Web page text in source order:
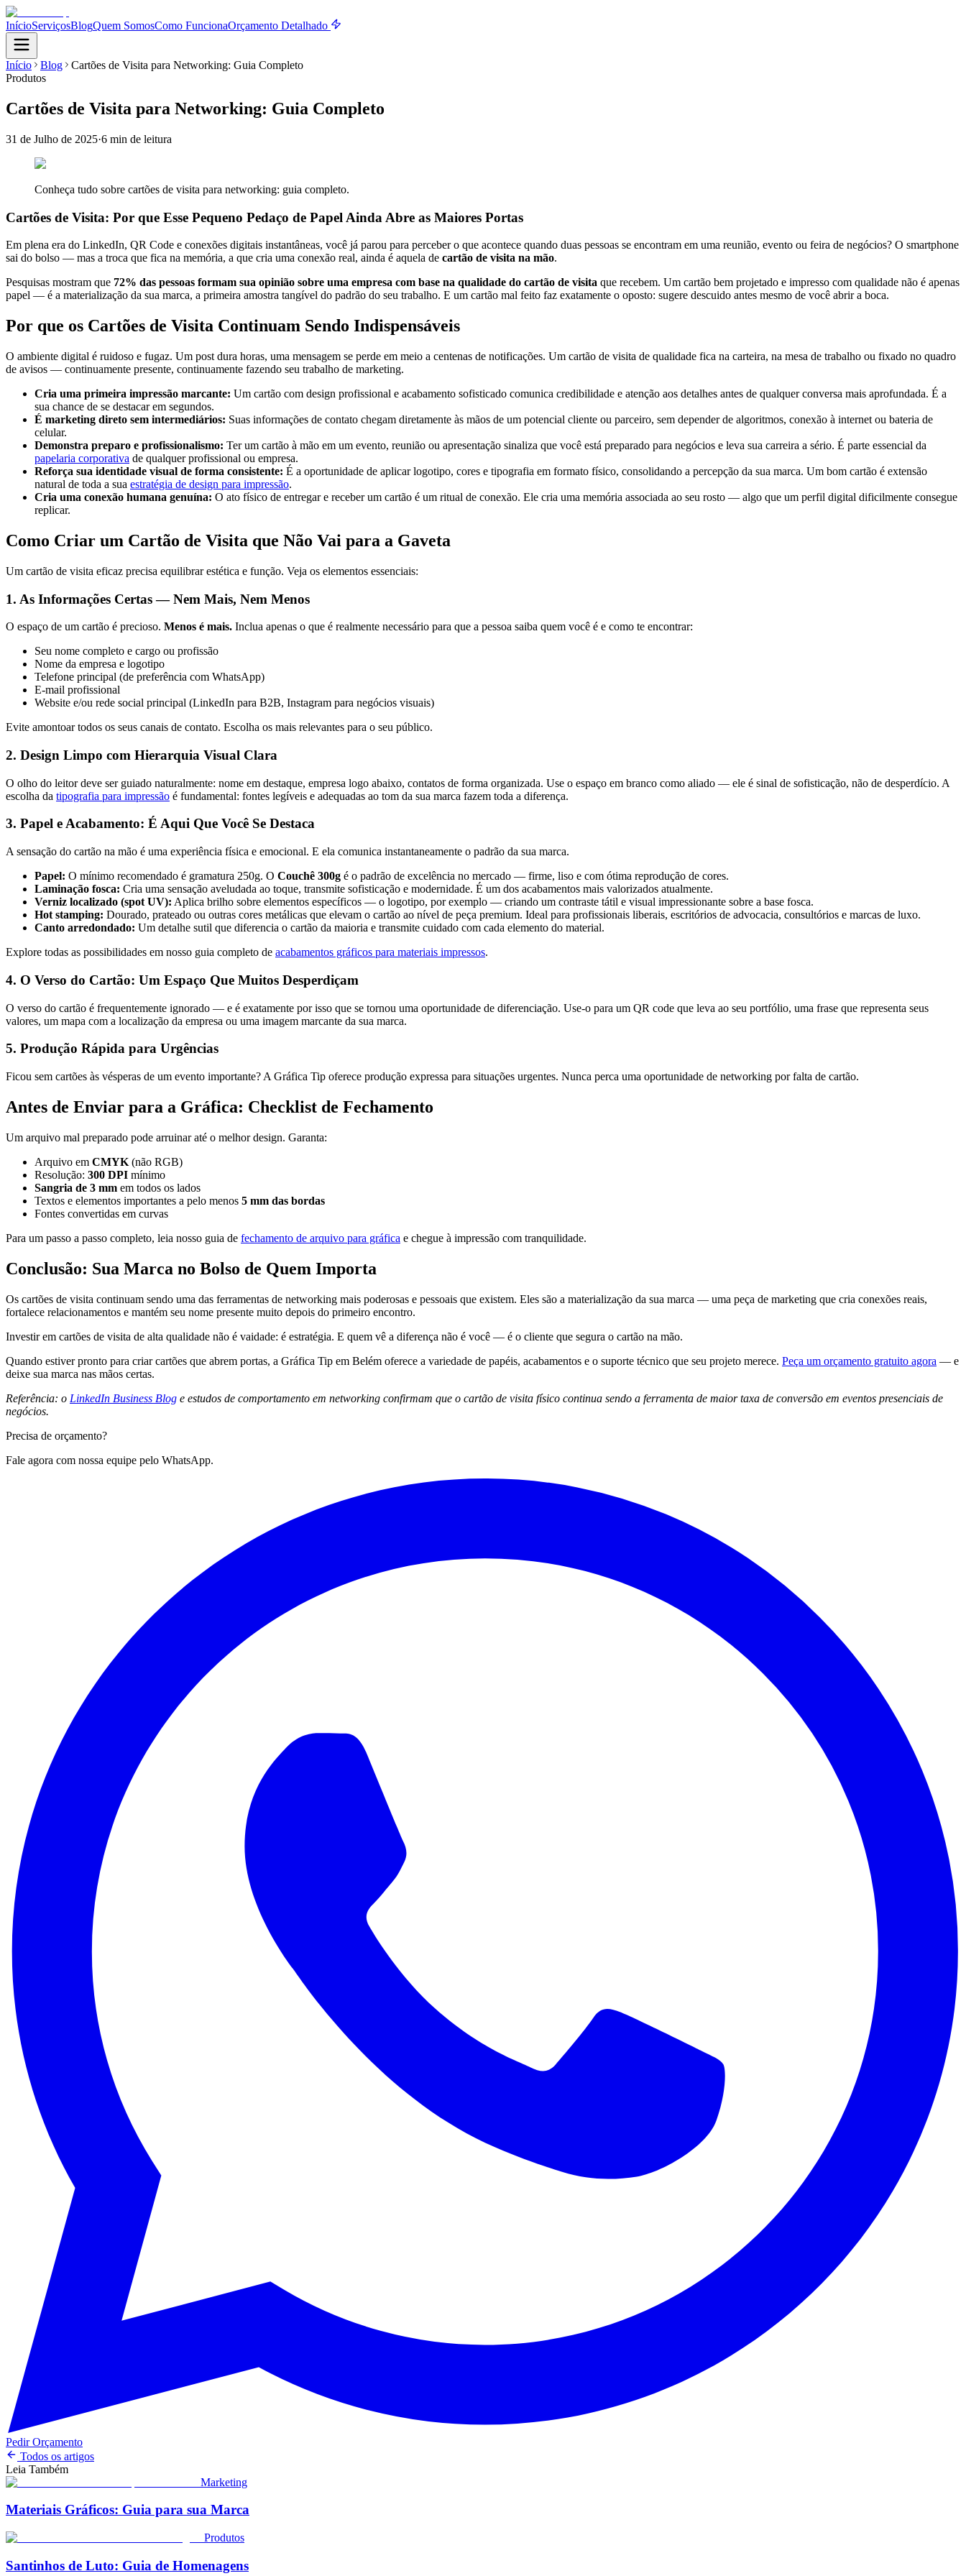
InícioServiçosBlogQuem SomosComo FuncionaOrçamento Detalhado
Início Blog
Cartões de Visita para Networking: Guia Completo
Produtos
Cartões de Visita para Networking: Guia Completo
31 de Julho de 2025·6 min de leitura
Conheça tudo sobre cartões de visita para networking: guia completo.
Cartões de Visita: Por que Esse Pequeno Pedaço de Papel Ainda Abre as Maiores Portas
Em plena era do LinkedIn, QR Code e conexões digitais instantâneas, você já parou para perceber o que acontece quando duas pessoas se encontram em uma reunião, evento ou feira de negócios? O smartphone
sai do bolso — mas a troca que fica na memória, a que cria uma conexão real, ainda é aquela de cartão de visita na mão.
Pesquisas mostram que 72% das pessoas formam sua opinião sobre uma empresa com base na qualidade do cartão de visita que recebem. Um cartão bem projetado e impresso com qualidade não é apenas
papel — é a materialização da sua marca, a primeira amostra tangível do padrão do seu trabalho. E um cartão mal feito faz exatamente o oposto: sugere descuido antes mesmo de você abrir a boca.
Por que os Cartões de Visita Continuam Sendo Indispensáveis
O ambiente digital é ruidoso e fugaz. Um post dura horas, uma mensagem se perde em meio a centenas de notificações. Um cartão de visita de qualidade fica na carteira, na mesa de trabalho ou fixado no quadro
de avisos — continuamente presente, continuamente fazendo seu trabalho de marketing.
Cria uma primeira impressão marcante: Um cartão com design profissional e acabamento sofisticado comunica credibilidade e atenção aos detalhes antes de qualquer conversa mais aprofundada. É a
sua chance de se destacar em segundos.
É marketing direto sem intermediários: Suas informações de contato chegam diretamente às mãos de um potencial cliente ou parceiro, sem depender de algoritmos, conexão à internet ou bateria de
celular.
Demonstra preparo e profissionalismo: Ter um cartão à mão em um evento, reunião ou apresentação sinaliza que você está preparado para negócios e leva sua carreira a sério. É parte essencial da
papelaria corporativa de qualquer profissional ou empresa.
Reforça sua identidade visual de forma consistente: É a oportunidade de aplicar logotipo, cores e tipografia em formato físico, consolidando a percepção da sua marca. Um bom cartão é extensão
natural de toda a sua estratégia de design para impressão.
Cria uma conexão humana genuína: O ato físico de entregar e receber um cartão é um ritual de conexão. Ele cria uma memória associada ao seu rosto — algo que um perfil digital dificilmente consegue
replicar.
Como Criar um Cartão de Visita que Não Vai para a Gaveta
Um cartão de visita eficaz precisa equilibrar estética e função. Veja os elementos essenciais:
1. As Informações Certas — Nem Mais, Nem Menos
O espaço de um cartão é precioso. Menos é mais. Inclua apenas o que é realmente necessário para que a pessoa saiba quem você é e como te encontrar:
Seu nome completo e cargo ou profissão
Nome da empresa e logotipo
Telefone principal (de preferência com WhatsApp)
E-mail profissional
Website e/ou rede social principal (LinkedIn para B2B, Instagram para negócios visuais)
Evite amontoar todos os seus canais de contato. Escolha os mais relevantes para o seu público.
2. Design Limpo com Hierarquia Visual Clara
O olho do leitor deve ser guiado naturalmente: nome em destaque, empresa logo abaixo, contatos de forma organizada. Use o espaço em branco como aliado — ele é sinal de sofisticação, não de desperdício. A
escolha da tipografia para impressão é fundamental: fontes legíveis e adequadas ao tom da sua marca fazem toda a diferença.
3. Papel e Acabamento: É Aqui Que Você Se Destaca
A sensação do cartão na mão é uma experiência física e emocional. E ela comunica instantaneamente o padrão da sua marca.
Papel: O mínimo recomendado é gramatura 250g. O Couchê 300g é o padrão de excelência no mercado — firme, liso e com ótima reprodução de cores.
Laminação fosca: Cria uma sensação aveludada ao toque, transmite sofisticação e modernidade. É um dos acabamentos mais valorizados atualmente.
Verniz localizado (spot UV): Aplica brilho sobre elementos específicos — o logotipo, por exemplo — criando um contraste tátil e visual impressionante sobre a base fosca.
Hot stamping: Dourado, prateado ou outras cores metálicas que elevam o cartão ao nível de peça premium. Ideal para profissionais liberais, escritórios de advocacia, consultórios e marcas de luxo.
Canto arredondado: Um detalhe sutil que diferencia o cartão da maioria e transmite cuidado com cada elemento do material.
Explore todas as possibilidades em nosso guia completo de acabamentos gráficos para materiais impressos.
4. O Verso do Cartão: Um Espaço Que Muitos Desperdiçam
O verso do cartão é frequentemente ignorado — e é exatamente por isso que se tornou uma oportunidade de diferenciação. Use-o para um QR code que leva ao seu portfólio, uma frase que representa seus
valores, um mapa com a localização da empresa ou uma imagem marcante da sua marca.
5. Produção Rápida para Urgências
Ficou sem cartões às vésperas de um evento importante? A Gráfica Tip oferece produção expressa para situações urgentes. Nunca perca uma oportunidade de networking por falta de cartão.
Antes de Enviar para a Gráfica: Checklist de Fechamento
Um arquivo mal preparado pode arruinar até o melhor design. Garanta:
Arquivo em CMYK (não RGB)
Resolução: 300 DPI mínimo
Sangria de 3 mm em todos os lados
Textos e elementos importantes a pelo menos 5 mm das bordas
Fontes convertidas em curvas
Para um passo a passo completo, leia nosso guia de fechamento de arquivo para gráfica e chegue à impressão com tranquilidade.
Conclusão: Sua Marca no Bolso de Quem Importa
Os cartões de visita continuam sendo uma das ferramentas de networking mais poderosas e pessoais que existem. Eles são a materialização da sua marca — uma peça de marketing que cria conexões reais,
fortalece relacionamentos e mantém seu nome presente muito depois do primeiro encontro.
Investir em cartões de visita de alta qualidade não é vaidade: é estratégia. E quem vê a diferença não é você — é o cliente que segura o cartão na mão.
Quando estiver pronto para criar cartões que abrem portas, a Gráfica Tip em Belém oferece a variedade de papéis, acabamentos e o suporte técnico que seu projeto merece. Peça um orçamento gratuito agora — e
deixe sua marca nas mãos certas.
Referência: o LinkedIn Business Blog e estudos de comportamento em networking confirmam que o cartão de visita físico continua sendo a ferramenta de maior taxa de conversão em eventos presenciais de
negócios.
Precisa de orçamento?
Fale agora com nossa equipe pelo WhatsApp.
Pedir Orçamento
Todos os artigos
Leia Também
Marketing
Materiais Gráficos: Guia para sua Marca
Produtos
Santinhos de Luto: Guia de Homenagens